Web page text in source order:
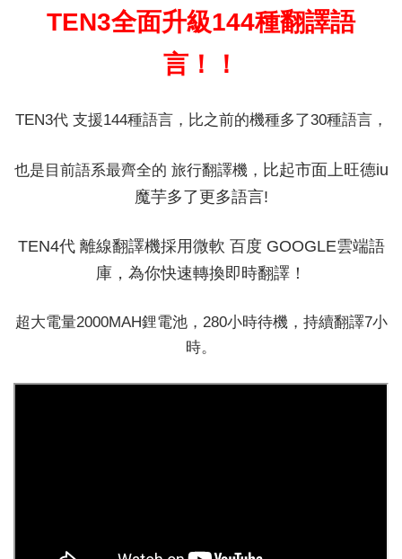
TEN3全面升級144種翻譯語
言！！
TEN3代 支援144種語言，比之前的機種多了30種語言，
也是目前語系最齊全的 旅行翻譯機， 比起市面上旺德iu
魔芋多了更多語言!
TEN4代 離線翻譯機採用微軟 百度 GOOGLE雲端語
庫，為你快速轉換即時翻譯！
超大電量2000MAH鋰電池，280小時待機，持續翻譯7小
時。